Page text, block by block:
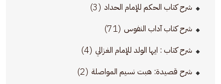
شرح كتاب الحكم للإمام الحداد (3)
شرح كتاب آداب النفوس (71)
شرح كتاب : ايها الولد للإمام الغزالي (4)
شرح قصيدة: هبت نسيم المواصلة (2)